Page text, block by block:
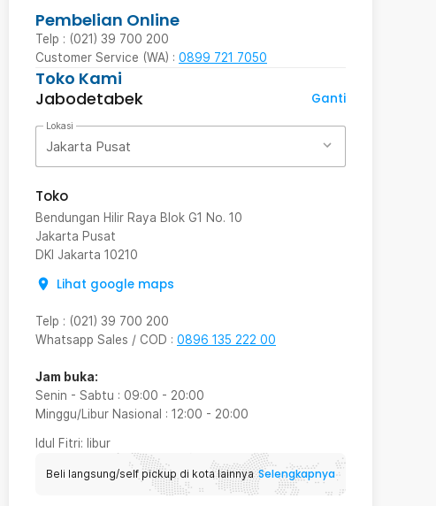
Pembelian Online
Telp : (021) 39 700 200
Customer Service (WA) : 0899 721 7050
Toko Kami
Jabodetabek
Ganti
Lokasi
Jakarta Pusat
Toko
Bendungan Hilir Raya Blok G1 No. 10
Jakarta Pusat
DKI Jakarta 10210
Lihat google maps
Telp : (021) 39 700 200
Whatsapp Sales / COD : 0896 135 222 00
Jam buka:
Senin - Sabtu : 09:00 - 20:00
Minggu/Libur Nasional : 12:00 - 20:00
Idul Fitri: libur
Beli langsung/self pickup di kota lainnya Selengkapnya